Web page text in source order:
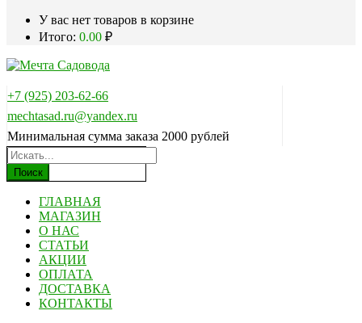
У вас нет товаров в корзине
Итого: 0.00 ₽
+7 (925) 203-62-66
mechtasad.ru@yandex.ru
Минимальная сумма заказа 2000 рублей
Поиск
ГЛАВНАЯ
МАГАЗИН
О НАС
СТАТЬИ
АКЦИИ
ОПЛАТА
ДОСТАВКА
КОНТАКТЫ